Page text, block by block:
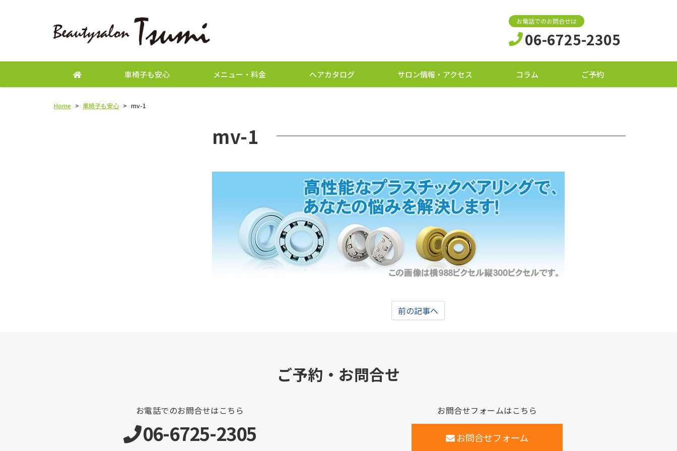
お電話でのお問合せは
06-6725-2305
車椅子も安心 メニュー・料金 ヘアカタログ サロン情報・アクセス コラム ご予約
Home > 車椅子も安心 > mv-1
mv-1
前の記事へ
ご予約・お問合せ
お電話でのお問合せはこちら
06-6725-2305
お問合せフォームはこちら
お問合せフォーム